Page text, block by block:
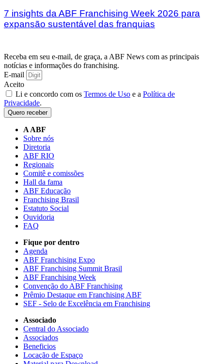
7 insights da ABF Franchising Week 2026 para
expansão sustentável das franquias
Receba em seu e-mail, de graça, a ABF News com as principais
notícias e informações do franchising.
E-mail
Aceito
Li e concordo com os Termos de Uso e a Política de
Privacidade.
Quero receber
A ABF
Sobre nós
Diretoria
ABF RIO
Regionais
Comitê e comissões
Hall da fama
ABF Educação
Franchising Brasil
Estatuto Social
Ouvidoria
FAQ
Fique por dentro
Agenda
ABF Franchising Expo
ABF Franchising Summit Brasil
ABF Franchising Week
Convenção do ABF Franchising
Prêmio Destaque em Franchising ABF
SEF - Selo de Excelência em Franchising
Associado
Central do Associado
Associados
Beneficios
Locação de Espaço